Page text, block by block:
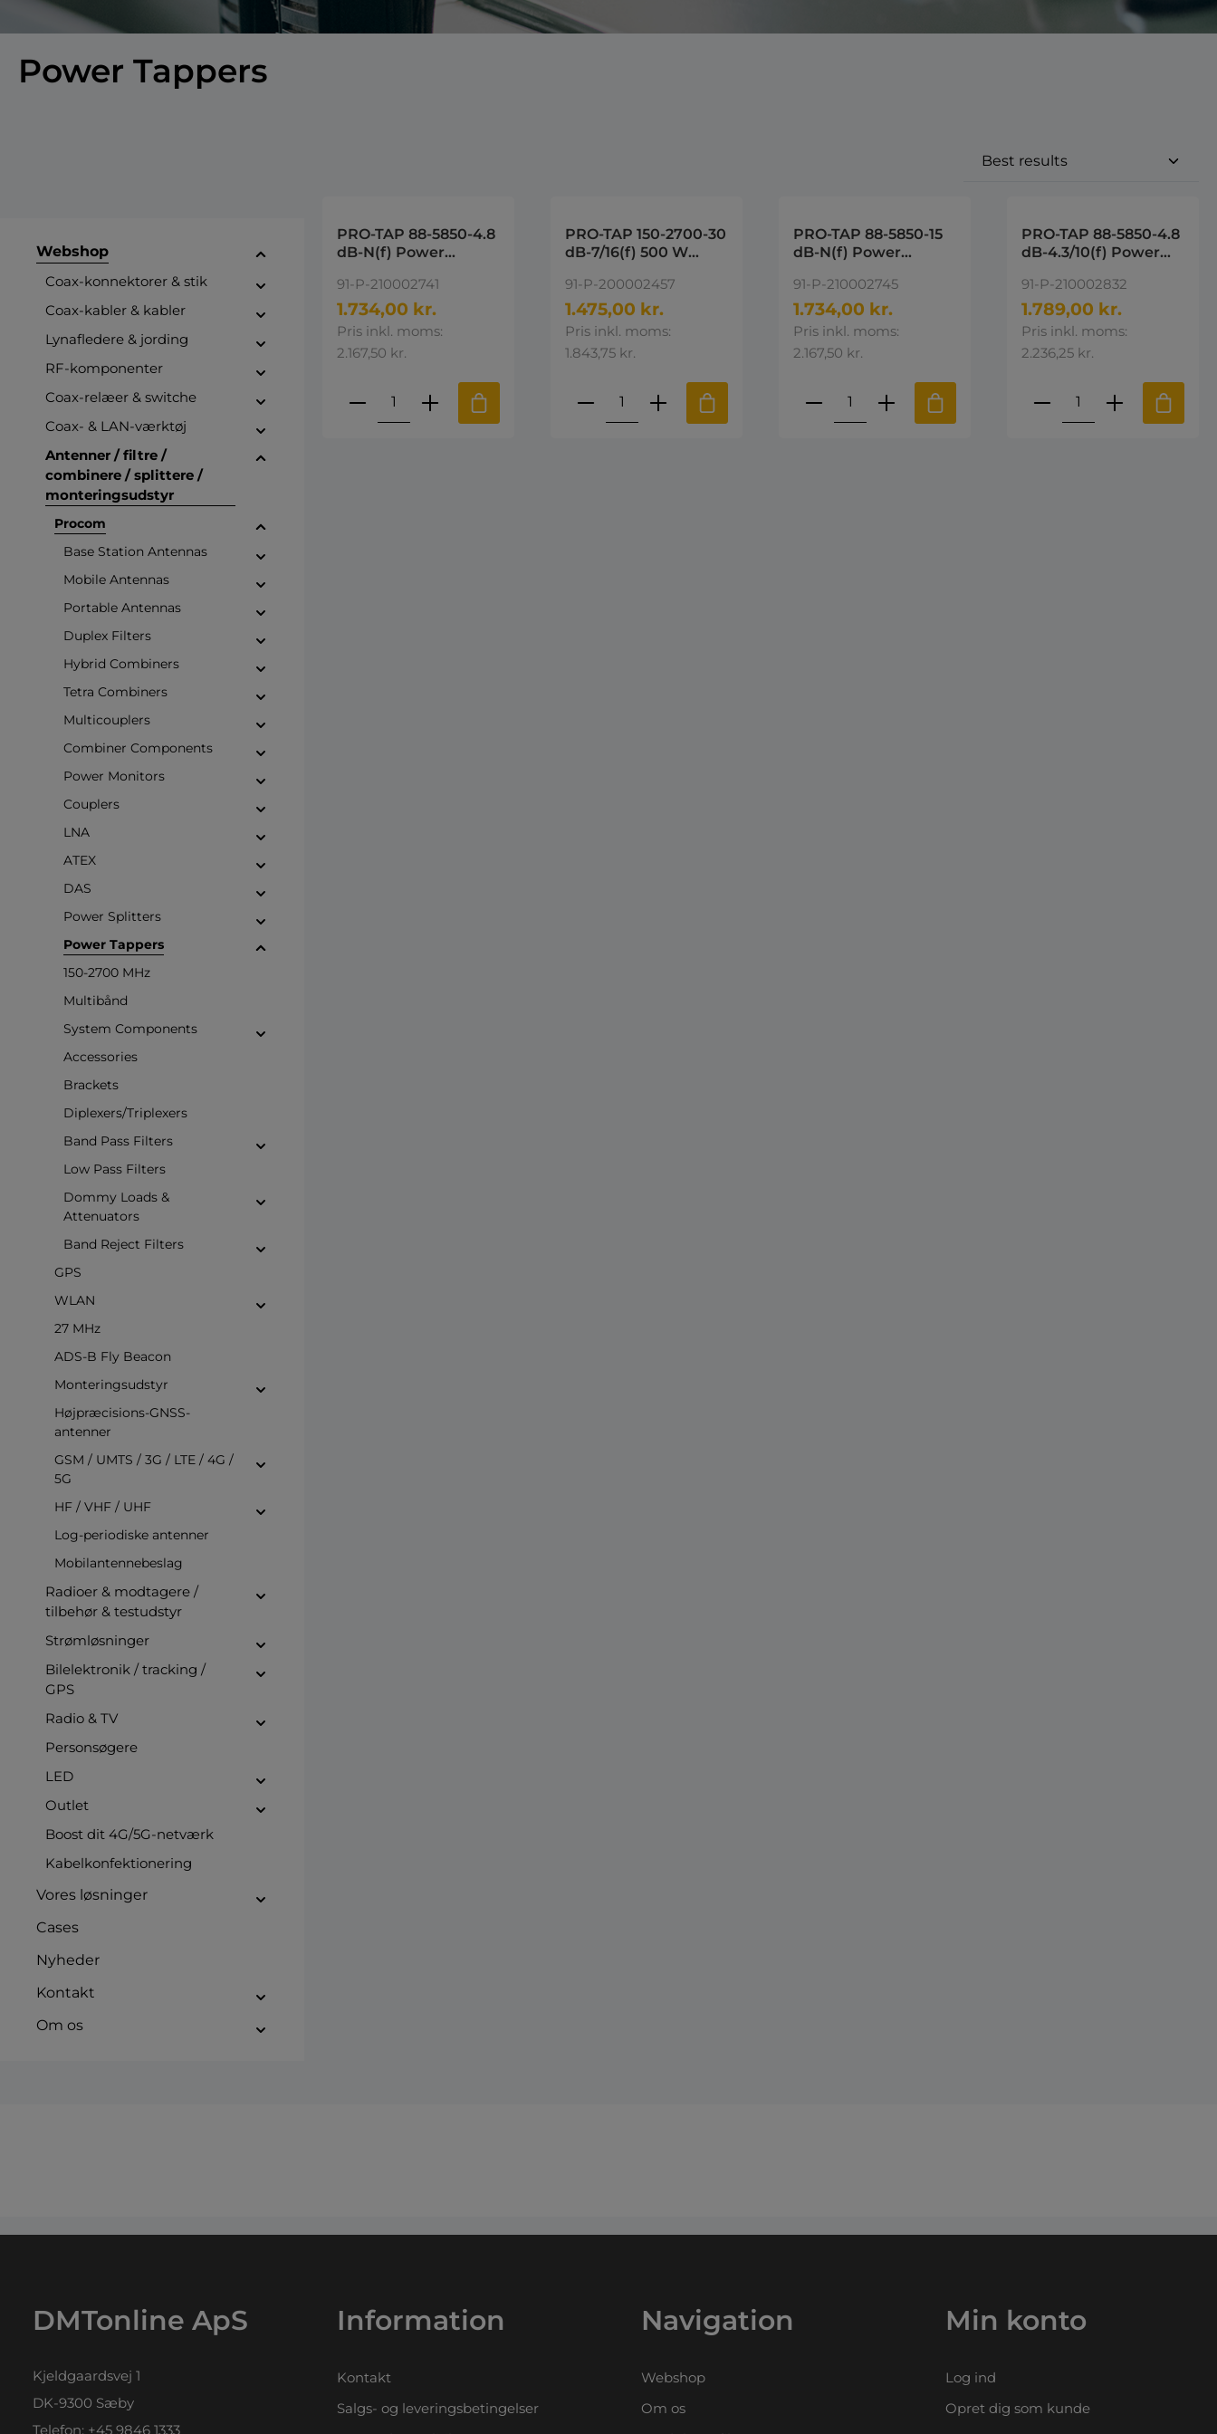
Power Tappers
Webshop
Coax-konnektorer & stik
Coax-kabler & kabler
Lynafledere & jording
RF-komponenter
Coax-relæer & switche
Coax- & LAN-værktøj
Antenner / filtre /
combinere / splittere /
monteringsudstyr
Procom
Base Station Antennas
Mobile Antennas
Portable Antennas
Duplex Filters
Hybrid Combiners
Tetra Combiners
Multicouplers
Combiner Components
Power Monitors
Couplers
LNA
ATEX
DAS
Power Splitters
Power Tappers
150-2700 MHz
Multibånd
System Components
Accessories
Brackets
Diplexers/Triplexers
Band Pass Filters
Low Pass Filters
Dommy Loads &
Attenuators
Band Reject Filters
GPS
WLAN
27 MHz
ADS-B Fly Beacon
Monteringsudstyr
Højpræcisions-GNSS-
antenner
GSM / UMTS / 3G / LTE / 4G /
5G
HF / VHF / UHF
Log-periodiske antenner
Mobilantennebeslag
Radioer & modtagere /
tilbehør & testudstyr
Strømløsninger
Bilelektronik / tracking /
GPS
Radio & TV
Personsøgere
LED
Outlet
Boost dit 4G/5G-netværk
Kabelkonfektionering
Vores løsninger
Cases
Nyheder
Kontakt
Om os
PRO-TAP 88-5850-4.8
dB-N(f) Power
5850 MHz
91-P-210002741
1.734,00 kr.
Pris inkl. moms:
2.167,50 kr.
Produktmængde: Indtast den ønskede mængde eller brug knapperne til at øge
PRO-TAP 150-2700-30
dB-7/16(f) 500 W
dB coupling covering
150-2700 MHz. With
7/16 female
91-P-200002457
1.475,00 kr.
Pris inkl. moms:
1.843,75 kr.
Produktmængde: Indtast den ønskede mængde eller
PRO-TAP 88-5850-15
dB-N(f) Power
5850 MHz
91-P-210002745
1.734,00 kr.
Pris inkl. moms:
2.167,50 kr.
Produktmængde: Indtast den
PRO-TAP 88-5850-4.8
dB-4.3/10(f) Power
5850 MHz
91-P-210002832
1.789,00 kr.
Pris inkl. moms:
2.236,25 kr.
DMTonline ApS
Kjeldgaardsvej 1
DK-9300 Sæby
Telefon: +45 9846 1333
Information
Kontakt
Salgs- og leveringsbetingelser
Navigation
Webshop
Om os
Min konto
Log ind
Opret dig som kunde